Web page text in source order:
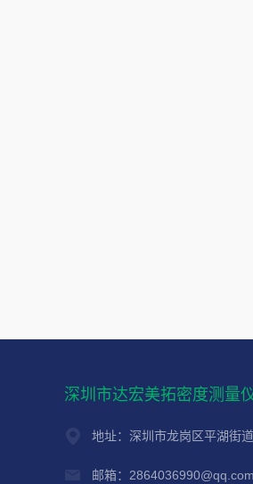
深圳市达宏美拓密度测量
地址：深圳市龙岗区平湖街
邮箱：2864036990@qq.com